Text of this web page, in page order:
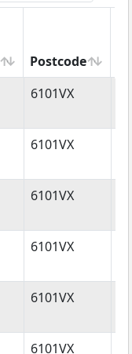
Postcode
Postcode
6101VX
6101VX
6101VX
6101VX
6101VX
6101VX